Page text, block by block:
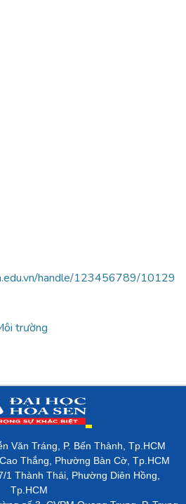
handle/123456789/10129
trường
Văn Tráng, P. Bến Thành, Tp.HCM
Thắng, Phường Bàn Cờ, Tp.HCM
1 Thành Thái, Phường Diên Hồng,
Tp.HCM